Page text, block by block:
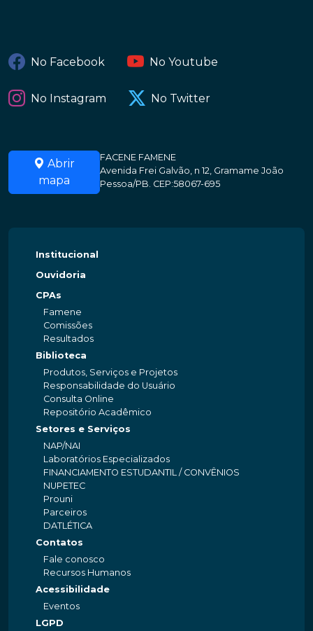
No Facebook No Youtube
No Instagram No Twitter
Abrir
mapa
FACENE FAMENE
Avenida Frei Galvão, n 12, Gramame João
Pessoa/PB. CEP:58067-695
Institucional
Ouvidoria
CPAs
Famene
Comissões
Resultados
Biblioteca
Produtos, Serviços e Projetos
Responsabilidade do Usuário
Consulta Online
Repositório Acadêmico
Setores e Serviços
NAP/NAI
Laboratórios Especializados
FINANCIAMENTO ESTUDANTIL / CONVÊNIOS
NUPETEC
Prouni
Parceiros
DATLÉTICA
Contatos
Fale conosco
Recursos Humanos
Acessibilidade
Eventos
LGPD